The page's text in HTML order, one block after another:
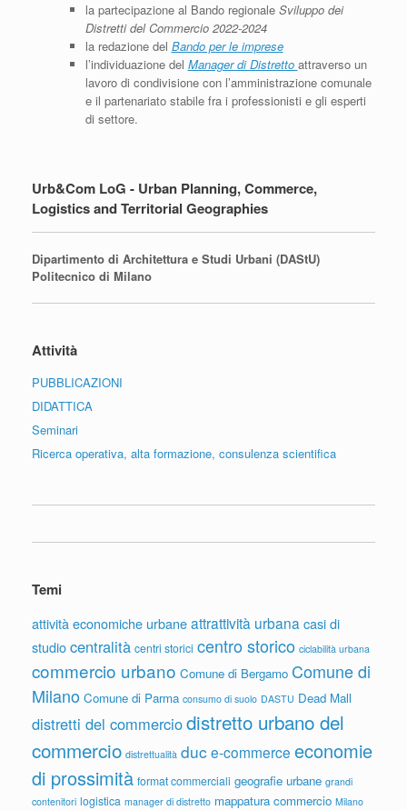
la partecipazione al Bando regionale Sviluppo dei
Distretti del Commercio 2022-2024
la redazione del Bando per le imprese
l’individuazione del Manager di Distretto attraverso un
lavoro di condivisione con l’amministrazione comunale
e il partenariato stabile fra i professionisti e gli esperti
di settore.
Urb&Com LoG - Urban Planning, Commerce,
Logistics and Territorial Geographies
Dipartimento di Architettura e Studi Urbani (DAStU)
Politecnico di Milano
Attività
PUBBLICAZIONI
DIDATTICA
Seminari
Ricerca operativa, alta formazione, consulenza scientifica
Temi
attività economiche urbaneattrattività urbana casi di
studiocentralità centri storici centro storico ciclabilità urbana
commercio urbano Comune di Bergamo Comune di
Milano Comune di Parma consumo di suolo DASTU Dead Mall
distretti del commerciodistretto urbano del
commercio distrettualità duc e-commerce economie
di prossimità format commerciali geografie urbane grandi
contenitori logistica manager di distretto mappatura commercio Milano